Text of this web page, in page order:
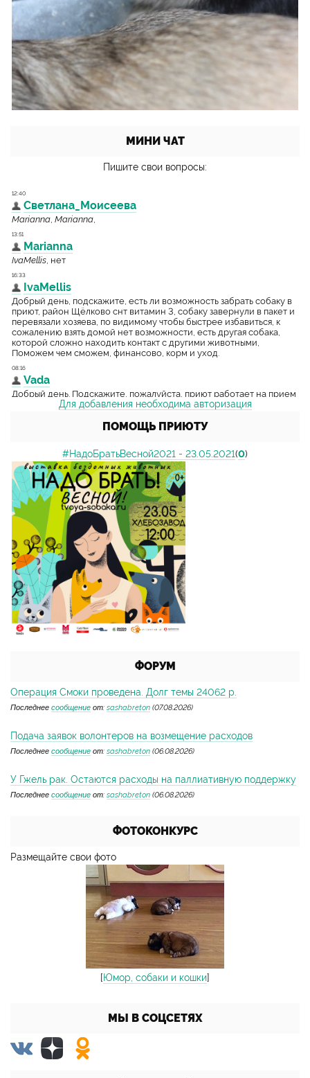
МИНИ ЧАТ
Пишите свои вопросы:
Для добавления необходима авторизация
ПОМОЩЬ ПРИЮТУ
#НадоБратьВесной2021 - 23.05.2021(0)
ФОРУМ
Операция Смоки проведена. Долг темы 24062 р.
Последнее сообщение от: sashabreton (07.08.2026)
Подача заявок волонтеров на возмещение расходов
Последнее сообщение от: sashabreton (06.08.2026)
У Гжель рак. Остаются расходы на паллиативную поддержку
Последнее сообщение от: sashabreton (06.08.2026)
ФОТОКОНКУРС
Размещайте свои фото
[Юмор, собаки и кошки]
МЫ В СОЦСЕТЯХ